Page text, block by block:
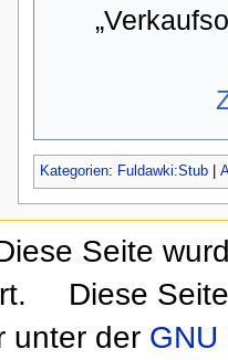
Kategorien: Fuldawki:Stub|
Seite
Diese
unter der GNU